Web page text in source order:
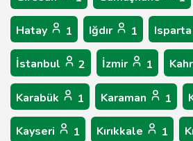
Hatay 1 Iğdır 1 Isparta
İstanbul 2 İzmir 1
Karabük 1 Karaman 1
Kayseri 1 Kırıkkale 1